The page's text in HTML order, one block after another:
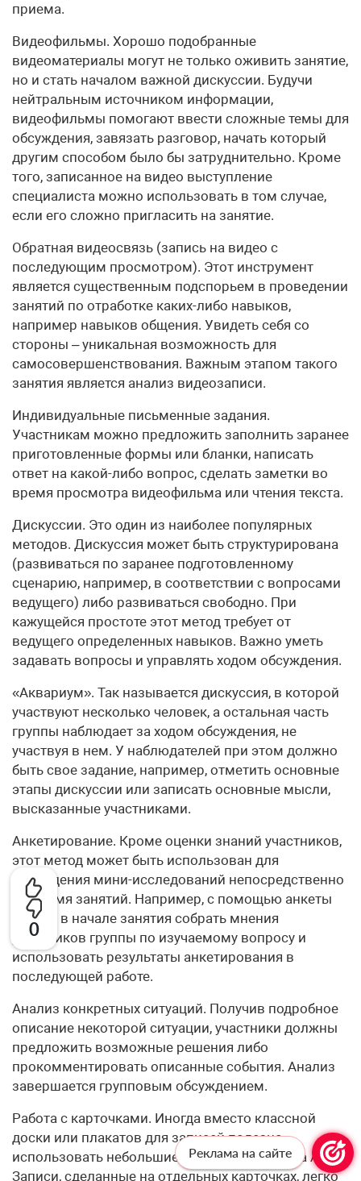
0
приема.
Видеофильмы. Хорошо подобранные
видеоматериалы могут не только оживить занятие,
но и стать началом важной дискуссии. Будучи
нейтральным источником информации,
видеофильмы помогают ввести сложные темы для
обсуждения, завязать разговор, начать который
другим способом было бы затруднительно. Кроме
того, записанное на видео выступление
специалиста можно использовать в том случае,
если его сложно пригласить на занятие.
Обратная видеосвязь (запись на видео с
последующим просмотром). Этот инструмент
является существенным подспорьем в проведении
занятий по отработке каких-либо навыков,
например навыков общения. Увидеть себя со
стороны – уникальная возможность для
самосовершенствования. Важным этапом такого
занятия является анализ видеозаписи.
Индивидуальные письменные задания.
Участникам можно предложить заполнить заранее
приготовленные формы или бланки, написать
ответ на какой-либо вопрос, сделать заметки во
время просмотра видеофильма или чтения текста.
Дискуссии. Это один из наиболее популярных
методов. Дискуссия может быть структурирована
(развиваться по заранее подготовленному
сценарию, например, в соответствии с вопросами
ведущего) либо развиваться свободно. При
кажущейся простоте этот метод требует от
ведущего определенных навыков. Важно уметь
задавать вопросы и управлять ходом обсуждения.
«Аквариум». Так называется дискуссия, в которой
участвуют несколько человек, а остальная часть
группы наблюдает за ходом обсуждения, не
участвуя в нем. У наблюдателей при этом должно
быть свое задание, например, отметить основные
этапы дискуссии или записать основные мысли,
высказанные участниками.
Анкетирование. Кроме оценки знаний участников,
этот метод может быть использован для
проведения мини-исследований непосредственно
во время занятий. Например, с помощью анкеты
можно в начале занятия собрать мнения
участников группы по изучаемому вопросу и
использовать результаты анкетирования в
последующей работе.
Анализ конкретных ситуаций. Получив подробное
описание некоторой ситуации, участники должны
предложить возможные решения либо
прокомментировать описанные события. Анализ
завершается групповым обсуждением.
Работа с карточками. Иногда вместо классной
доски или плакатов для записей полезно
использовать небольшие карточки (формата А4).
Записи, сделанные на отдельных карточках, легко
Реклама на сайте